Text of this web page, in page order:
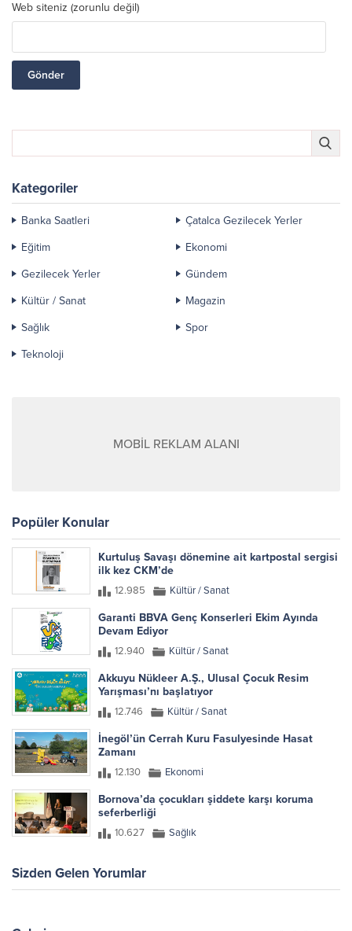
Web siteniz (zorunlu değil)
Kategoriler
Banka Saatleri
Çatalca Gezilecek Yerler
Eğitim
Ekonomi
Gezilecek Yerler
Gündem
Kültür / Sanat
Magazin
Sağlık
Spor
Teknoloji
MOBİL REKLAM ALANI
Popüler Konular
Kurtuluş Savaşı dönemine ait kartpostal sergisi
ilk kez CKM’de
12.985 Kültür / Sanat
Garanti BBVA Genç Konserleri Ekim Ayında
Devam Ediyor
12.940 Kültür / Sanat
Akkuyu Nükleer A.Ş., Ulusal Çocuk Resim
Yarışması’nı başlatıyor
12.746 Kültür / Sanat
İnegöl’ün Cerrah Kuru Fasulyesinde Hasat
Zamanı
12.130 Ekonomi
Bornova’da çocukları şiddete karşı koruma
seferberliği
10.627 Sağlık
Sizden Gelen Yorumlar